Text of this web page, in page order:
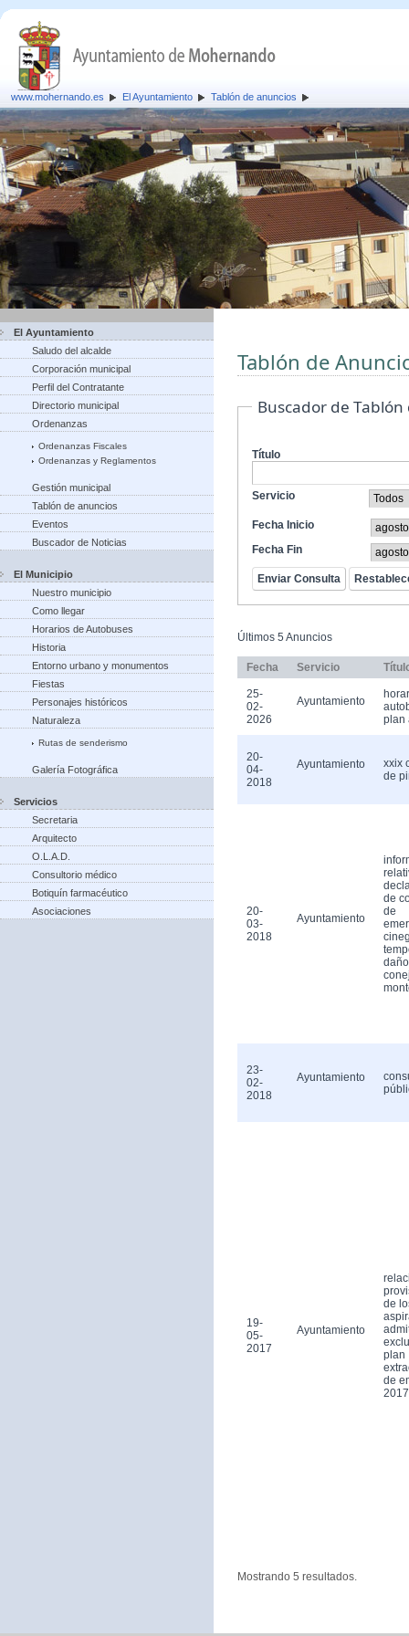
www.mohernando.es El Ayuntamiento Tablón de anuncios
El Ayuntamiento
Saludo del alcalde
Corporación municipal
Perfil del Contratante
Directorio municipal
Ordenanzas
Ordenanzas Fiscales
Ordenanzas y Reglamentos
Gestión municipal
Tablón de anuncios
Eventos
Buscador de Noticias
El Municipio
Nuestro municipio
Como llegar
Horarios de Autobuses
Historia
Entorno urbano y monumentos
Fiestas
Personajes históricos
Naturaleza
Rutas de senderismo
Galería Fotográfica
Servicios
Secretaria
Arquitecto
O.L.A.D.
Consultorio médico
Botiquín farmacéutico
Asociaciones
Tablón de
Buscador de
Título
Servicio
Fecha Inicio
Fecha Fin
Últimos 5 Anuncios
Fecha Servicio
25-
02-
2026
Ayuntamiento
plan
20-
04-
2018
Ayuntamiento
xxix
de
20-
03-
2018
Ayuntamiento
de
de
23-
02-
2018
Ayuntamiento
19-
05-
2017
Ayuntamiento
de
plan
de
2017
Mostrando 5 resultados.